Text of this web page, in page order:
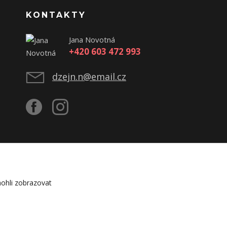
KONTAKTY
Jana Novotná
+420 603 472 993
dzejn.n@email.cz
zobrazovat